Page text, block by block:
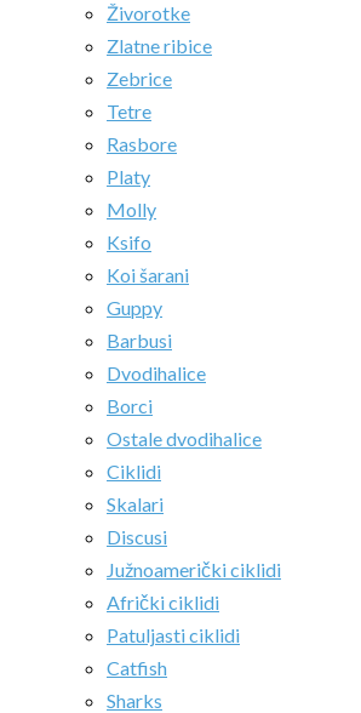
Živorotke
Zlatne ribice
Zebrice
Tetre
Rasbore
Platy
Molly
Ksifo
Koi šarani
Guppy
Barbusi
Dvodihalice
Borci
Ostale dvodihalice
Ciklidi
Skalari
Discusi
Južnoamerički ciklidi
Afrički ciklidi
Patuljasti ciklidi
Catfish
Sharks